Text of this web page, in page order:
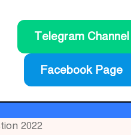
Telegram Channel
Facebook Page
2022